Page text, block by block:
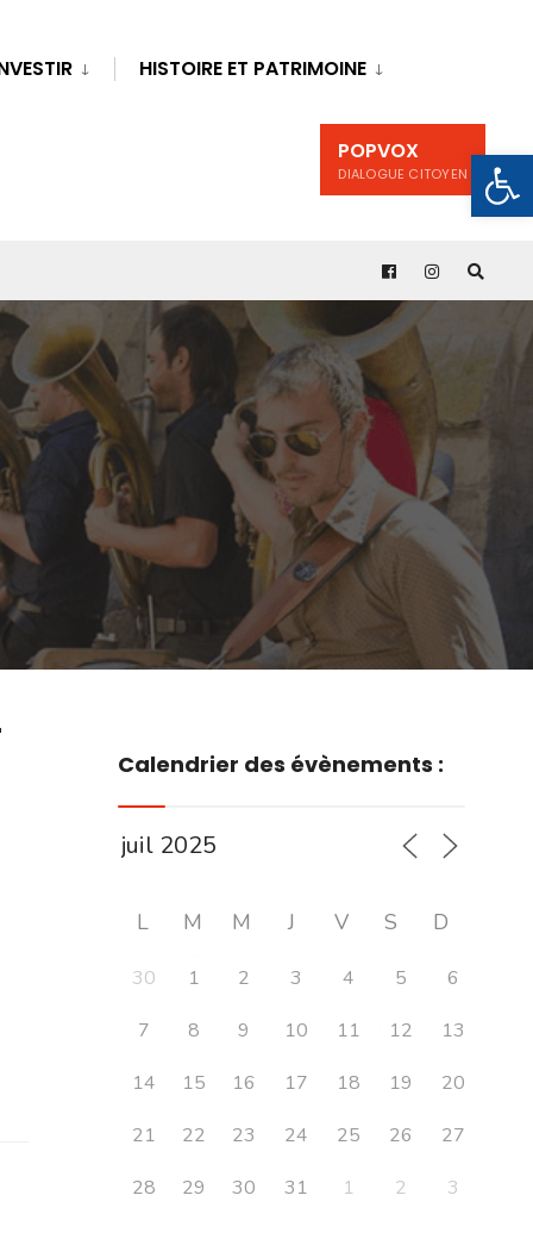
HISTOIRE ET PATRIMOINE
POPVOX
DIALOGUE CITOYEN
Calendrier des évènements :
L M M J V S D
30 1 2 3 4 5
6
7
8 9 10 11 12
13
14
15 16 17 18 19
20
21
22 23 24 25 26
27
28
29 30 31 1 2 3